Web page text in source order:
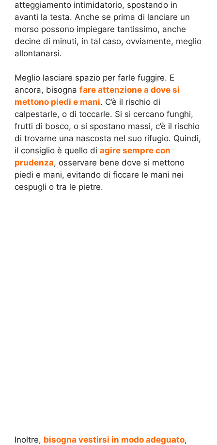
atteggiamento intimidatorio, spostando in
avanti la testa. Anche se prima di lanciare un
morso possono impiegare tantissimo, anche
decine di minuti, in tal caso, ovviamente, meglio
allontanarsi.
Meglio lasciare spazio per farle fuggire. E
ancora, bisogna fare attenzione a dove si
mettono piedi e mani. C’è il rischio di
calpestarle, o di toccarle. Si si cercano funghi,
frutti di bosco, o si spostano massi, c’è il rischio
di trovarne una nascosta nel suo rifugio. Quindi,
il consiglio è quello di agire sempre con
prudenza, osservare bene dove si mettono
piedi e mani, evitando di ficcare le mani nei
cespugli o tra le pietre.
Inoltre, bisogna vestirsi in modo adeguato,